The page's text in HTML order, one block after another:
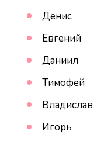
Денис
Евгений
Даниил
Тимофей
Владислав
Игорь